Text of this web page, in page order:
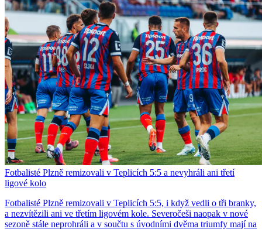
Fotbalisté Plzně remizovali v Teplicích 5:5 a nevyhráli ani třetí
ligové kolo
Fotbalisté Plzně remizovali v Teplicích 5:5, i když vedli o tři branky,
a nezvítězili ani ve třetím ligovém kole. Severočeši naopak v nové
sezoně stále neprohráli a v součtu s úvodními dvěma triumfy mají na